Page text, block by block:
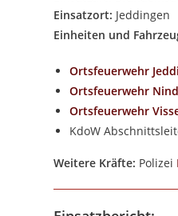
Einsatzort: Jeddingen
Einheiten und
Ortsfeuerwehr
Ortsfeuerwehr
Ortsfeuerwehr
KdoW
Weitere Kräfte: Polizei